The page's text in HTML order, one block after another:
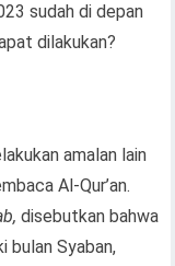
sudah di depan
dilakukan?
amalan lain
Al-Qur’an.
disebutkan bahwa
bulan Syaban,